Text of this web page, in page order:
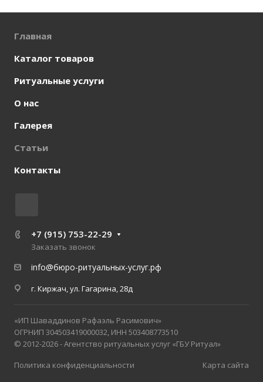
Главная
Каталог товаров
Ритуальные услуги
О нас
Галерея
Статьи
Контакты
+7 (915) 753-22-29
Заказать звонок
info@бюро-ритуальных-услуг.рф
г. Киржач, ул. Гагарина, 28д
«ИП Шаваддинов Рафаэль Расимович»
ОГРНИП 304503419000032, ИНН 503408773510
© 2012-2026 - Агентство ритуальных услуг «ГБУ Ритуал»
Политика конфиденциальности
Карта сайта